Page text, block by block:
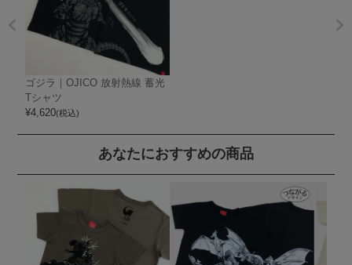
ゴジラ｜OJICO 放射熱線 蓄光
Tシャツ
¥4,620(税込)
あなたにおすすめの商品